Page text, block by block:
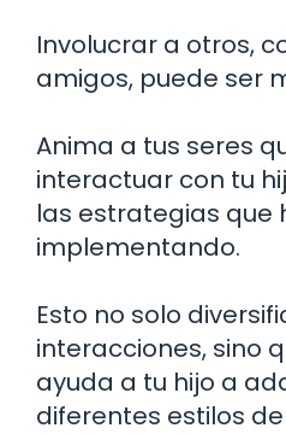
Involucrar a otros,
amigos, puede ser
Anima a tus seres
interactuar con tu
las estrategias que
implementando.
Esto no solo
interacciones, sino
ayuda a tu hijo a
diferentes estilos